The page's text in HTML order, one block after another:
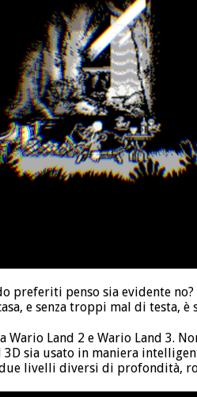
preferiti penso sia evidente
e senza troppi mal di testa, è
Land 2 e Wario Land 3.
sia usato in maniera
livelli diversi di profondità,